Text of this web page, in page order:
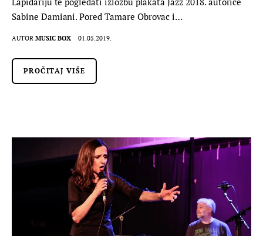
Sabine Damiani. Pored Tamare Obrovac i…
AUTOR MUSIC BOX 01.05.2019.
PROČITAJ VIŠE